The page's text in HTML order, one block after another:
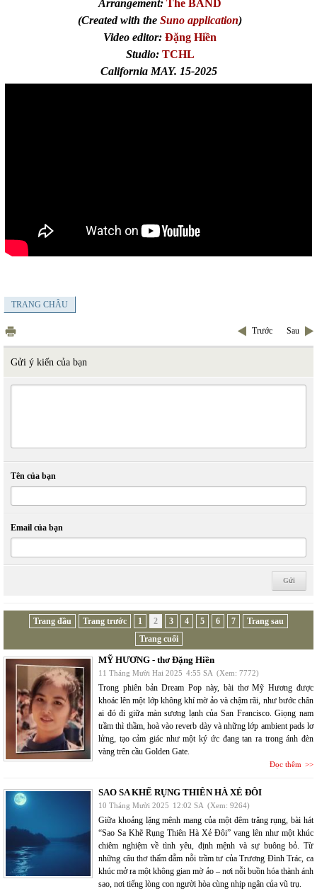
Arrangement: The BAND
(Created with the Suno application)
Video editor: Đặng Hiền
Studio:TCHL
California MAY. 15-2025
TRANG CHÂU
Trước Sau
Gửi ý kiến của bạn
Tên của bạn
Email của bạn
Trang đầu Trang trước 1 2 3 4 5 6 7
Trang sau
Trang cuối
MỸ HƯƠNG - thơ Đặng Hiền
11 Tháng Mười Hai 2025 4:55 SA (Xem: 7772)
Trong phiên bản Dream Pop này, bài thơ Mỹ Hương được
khoác lên một lớp không khí mờ ảo và chậm rãi, như bước chân
ai đó đi giữa màn sương lạnh của San Francisco. Giọng nam
trầm thì thầm, hoà vào reverb dày và những lớp ambient pads lơ
lửng, tạo cảm giác như một ký ức đang tan ra trong ánh đèn
vàng trên cầu Golden Gate.
Đọc thêm
SAO SA KHẼ RỤNG THIÊN HÀ XẺ ĐÔI
10 Tháng Mười 2025 12:02 SA (Xem: 9264)
Giữa khoảng lặng mênh mang của một đêm trăng rụng, bài hát
“Sao Sa Khẽ Rụng Thiên Hà Xẻ Đôi” vang lên như một khúc
chiêm nghiệm về tình yêu, định mệnh và sự buông bỏ. Từ
những câu thơ thấm đẫm nỗi trầm tư của Trương Đình Trác, ca
khúc mở ra một không gian mờ ảo – nơi nỗi buồn hóa thành ánh
sao, nơi tiếng lòng con người hòa cùng nhịp ngân của vũ trụ.